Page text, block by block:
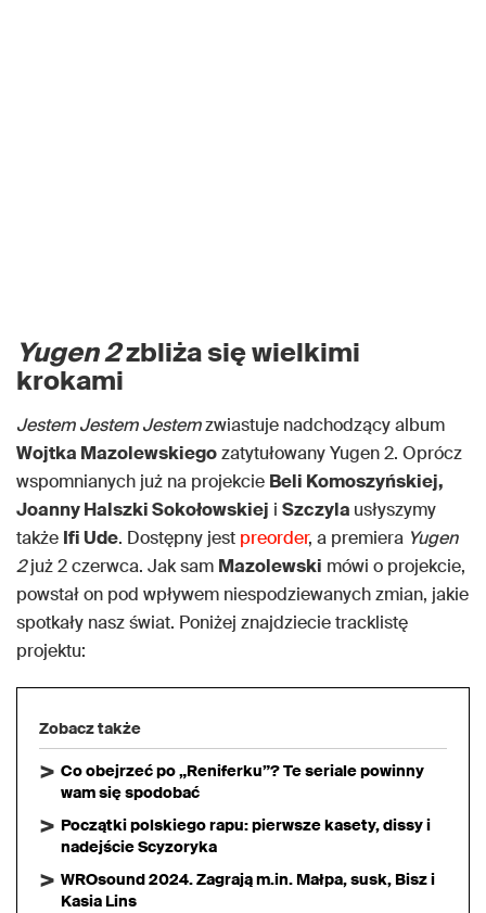
Yugen 2zbliża się wielkimi
krokami
Jestem Jestem Jestemzwiastuje nadchodzący album
Wojtka Mazolewskiegozatytułowany Yugen 2. Oprócz
wspomnianych już na projekcie Beli Komoszyńskiej,
Joanny Halszki Sokołowskiej i Szczyla usłyszymy
także Ifi Ude. Dostępny jest preorder, a premiera Yugen
2już 2 czerwca. Jak sam Mazolewski mówi o projekcie,
powstał on pod wpływem niespodziewanych zmian, jakie
spotkały nasz świat. Poniżej znajdziecie tracklistę
projektu:
Zobacz także
Co obejrzeć po „Reniferku”? Te seriale powinny
wam się spodobać
Początki polskiego rapu: pierwsze kasety, dissy i
nadejście Scyzoryka
WROsound 2024. Zagrają m.in. Małpa, susk, Bisz i
Kasia Lins